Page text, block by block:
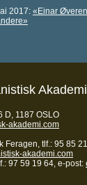
2017: «Einar
D, 1187 OSLO
akademi.com
Feragen, tlf.: 95 85
akademi.com
97 59 19 64, e-post: